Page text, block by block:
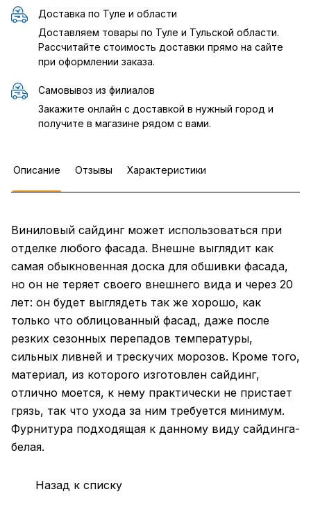
Доставка по Туле и области
Доставляем товары по Туле и Тульской области.
Рассчитайте стоимость доставки прямо на сайте
при оформлении заказа.
Самовывоз из филиалов
Закажите онлайн с доставкой в нужный город и
получите в магазине рядом с вами.
Описание Отзывы Характеристики
Виниловый сайдинг может использоваться при
отделке любого фасада. Внешне выглядит как
самая обыкновенная доска для обшивки фасада,
но он не теряет своего внешнего вида и через 20
лет: он будет выглядеть так же хорошо, как
только что облицованный фасад, даже после
резких сезонных перепадов температуры,
сильных ливней и трескучих морозов. Кроме того,
материал, из которого изготовлен сайдинг,
отлично моется, к нему практически не пристает
грязь, так что ухода за ним требуется минимум.
Фурнитура подходящая к данному виду сайдинга-
белая.
Назад к списку